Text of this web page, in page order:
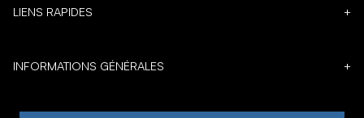
LIENS RAPIDES +
INFORMATIONS GÉNÉRALES +